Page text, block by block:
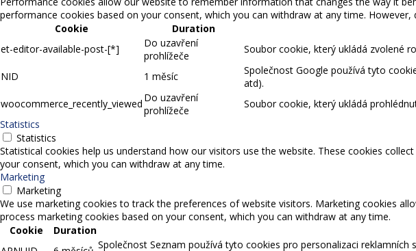
performance cookies based on your consent, which you can withdraw at any time.
Cookie
Duration
et-editor-available-post-[*]
Do uzavření
prohlížeče
Soubor cookie, který ukládá zvolené
NID 1 měsíc
Společnost Google používá tyto
atd).
woocommerce_recently_viewed Do uzavření
prohlížeče
Soubor cookie, který ukládá
Statistics
Statistics
Statistical cookies help us understand how our visitors use the website. These cookies
your consent, which you can withdraw at any time.
Marketing
Marketing
We use marketing cookies to track the preferences of website visitors. Marketing cookies
process marketing cookies based on your consent, which you can withdraw at any time.
Cookie
Duration
Společnost Seznam používá tyto cookies pro personalizaci